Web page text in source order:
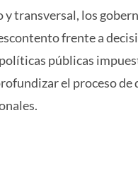
transversal, los
frente a
públicas
el proceso